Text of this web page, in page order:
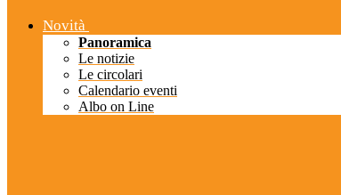
Novità
Panoramica
Le notizie
Le circolari
Calendario eventi
Albo on Line